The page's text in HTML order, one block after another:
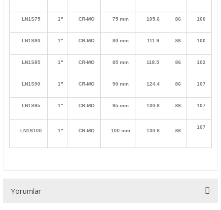
LN1S75 1" CR-MO 75 mm 105.6 86 100
LN1S80 1" CR-MO 80 mm 111.9 86 100
LN1S85 1" CR-MO 85 mm 118.5 86 102
LN1S90 1" CR-MO 90 mm 124.4 86 107
LN1S95 1" CR-MO 95 mm 130.8 86 107
LN1S100 1" CR-MO 100 mm 130.8 86
107
Yorumlar